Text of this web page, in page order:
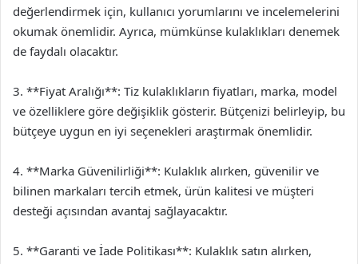
değerlendirmek için, kullanıcı yorumlarını ve incelemelerini
okumak önemlidir. Ayrıca, mümkünse kulaklıkları denemek
de faydalı olacaktır.
3. **Fiyat Aralığı**: Tiz kulaklıkların fiyatları, marka, model
ve özelliklere göre değişiklik gösterir. Bütçenizi belirleyip, bu
bütçeye uygun en iyi seçenekleri araştırmak önemlidir.
4. **Marka Güvenilirliği**: Kulaklık alırken, güvenilir ve
bilinen markaları tercih etmek, ürün kalitesi ve müşteri
desteği açısından avantaj sağlayacaktır.
5. **Garanti ve İade Politikası**: Kulaklık satın alırken,